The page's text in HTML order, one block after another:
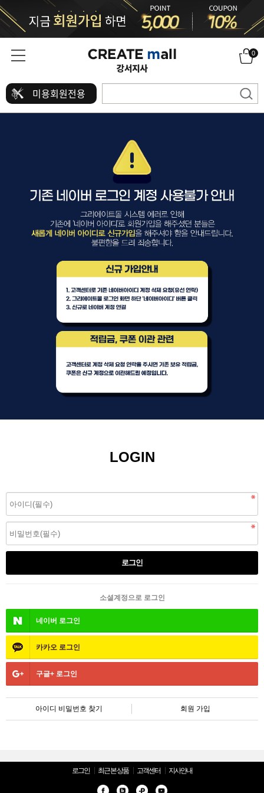
0
미용회원전용
LOGIN
소셜계정으로 로그인
네이버 로그인
카카오 로그인
구글+ 로그인
아이디 비밀번호 찾기 회원 가입
로그인 최근 본 상품 고객센터 지사안내